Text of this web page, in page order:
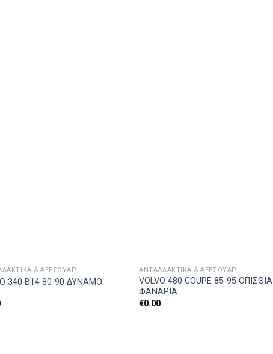
& ΑΞΕΣΟΥΆΡ
340 Β14 80-90 ΔΥΝΑΜΟ
ΑΝΤΑΛΛΑΚΤΙΚΑ & ΑΞΕΣΟΥΆΡ
VOLVO 480 COUPE 85-95 ΟΠΙΣΘΙΑ
ΦΑΝΑΡΙΑ
€0.00